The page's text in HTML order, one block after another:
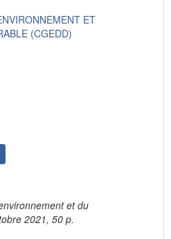
ET
(CGEDD)
et du
2021, 50 p.